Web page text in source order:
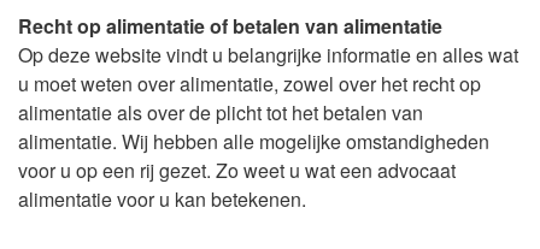
Recht op alimentatie of betalen van alimentatie
Op deze website vindt u belangrijke informatie en alles wat
u moet weten over alimentatie, zowel over het recht op
alimentatie als over de plicht tot het betalen van
alimentatie. Wij hebben alle mogelijke omstandigheden
voor u op een rij gezet. Zo weet u wat een advocaat
alimentatie voor u kan betekenen.